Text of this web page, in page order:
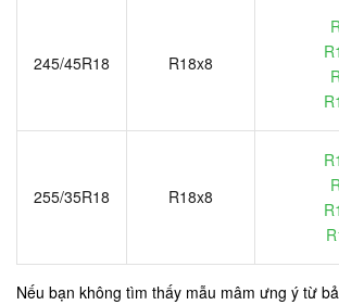
245/45R18 R18x8
255/35R18 R18x8
Nếu bạn không tìm thấy mẫu mâm ưng ý từ